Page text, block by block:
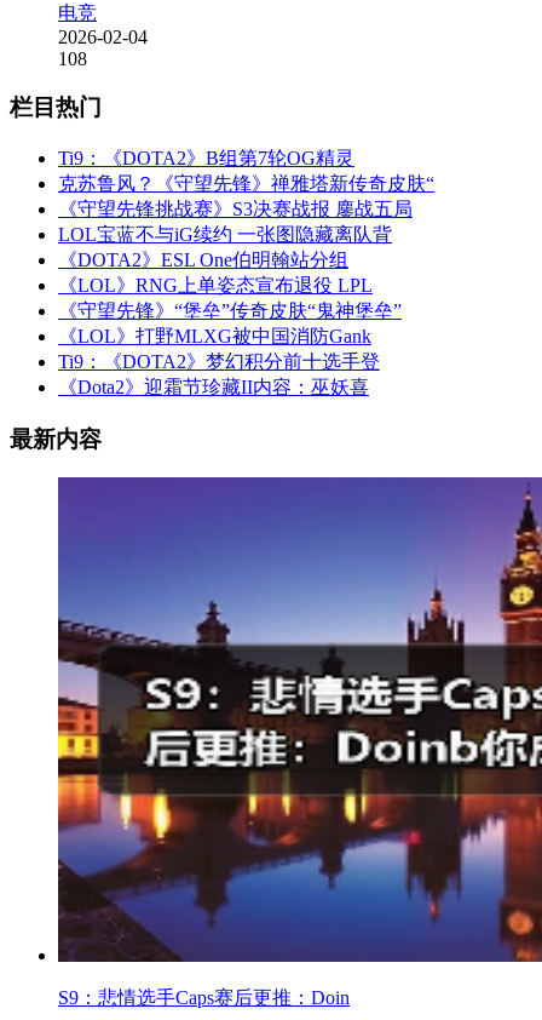
电竞
2026-02-04
108
栏目热门
Ti9：《DOTA2》B组第7轮OG精灵
克苏鲁风？《守望先锋》禅雅塔新传奇皮肤“
《守望先锋挑战赛》S3决赛战报 鏖战五局
LOL宝蓝不与iG续约 一张图隐藏离队背
《DOTA2》ESL One伯明翰站分组
《LOL》RNG上单姿态宣布退役 LPL
《守望先锋》“堡垒”传奇皮肤“鬼神堡垒”
《LOL》打野MLXG被中国消防Gank
Ti9：《DOTA2》梦幻积分前十选手登
《Dota2》迎霜节珍藏II内容：巫妖喜
最新内容
S9：悲情选手Caps赛后更推：Doin